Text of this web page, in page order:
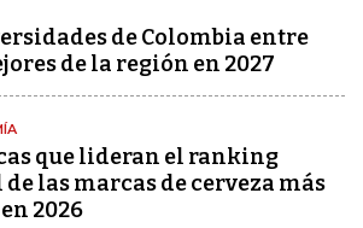
de Colombia entre
de la región en 2027
que lideran el ranking
las marcas de cerveza más
2026